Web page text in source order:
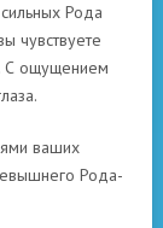
Рода
чувствуете
С ощущением
ваших
Рода-